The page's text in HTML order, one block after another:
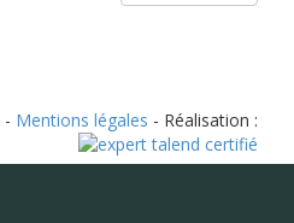
- Mentions légales - Réalisation :